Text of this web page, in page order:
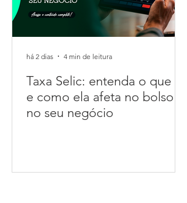
Taxa Selic: entenda o que é
e como ela afeta no bolso e
no seu negócio
há 2 dias 4 min de leitura